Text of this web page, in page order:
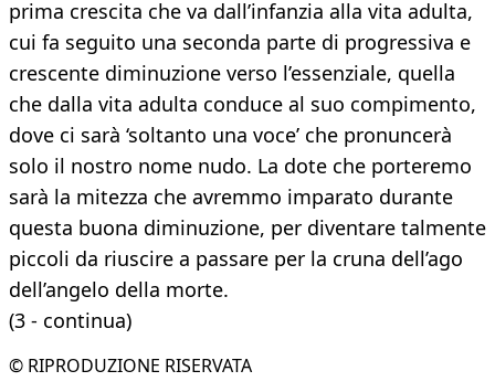
prima crescita che va dall’infanzia alla vita adulta,
cui fa seguito una seconda parte di progressiva e
crescente diminuzione verso l’essenziale, quella
che dalla vita adulta conduce al suo compimento,
dove ci sarà ‘soltanto una voce’ che pronuncerà
solo il nostro nome nudo. La dote che porteremo
sarà la mitezza che avremmo imparato durante
questa buona diminuzione, per diventare talmente
piccoli da riuscire a passare per la cruna dell’ago
dell’angelo della morte.
(3 - continua)
© RIPRODUZIONE RISERVATA